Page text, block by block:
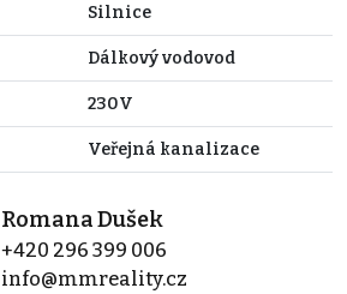
Silnice
Dálkový vodovod
230V
Veřejná kanalizace
Romana Dušek
+420 296 399 006
info@mmreality.cz